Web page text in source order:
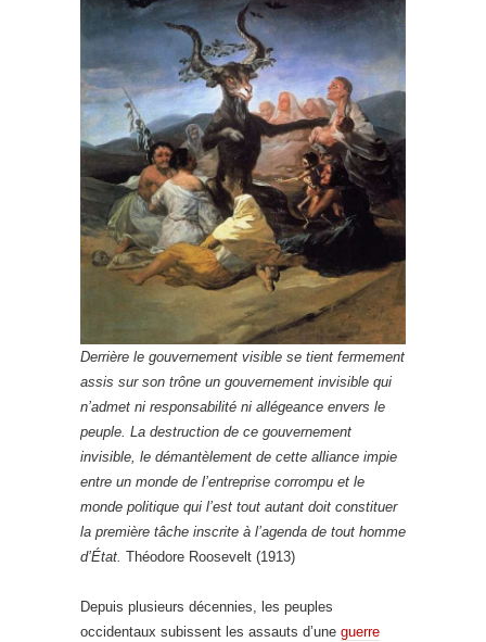
Derrière le gouvernement visible se tient fermement
assis sur son trône un gouvernement invisible qui
n’admet ni responsabilité ni allégeance envers le
peuple. La destruction de ce gouvernement
invisible, le démantèlement de cette alliance impie
entre un monde de l’entreprise corrompu et le
monde politique qui l’est tout autant doit constituer
la première tâche inscrite à l’agenda de tout homme
d’État. Théodore Roosevelt (1913)
Depuis plusieurs décennies, les peuples
occidentaux subissent les assauts d’une guerre